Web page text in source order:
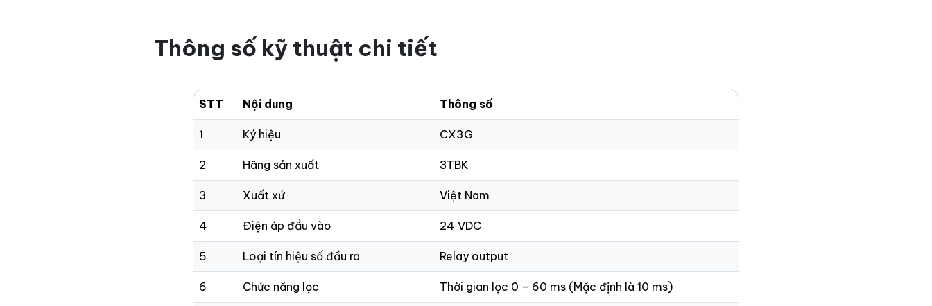
Thông số kỹ thuật chi tiết
STT Nội dung Thông số
1 Ký hiệu CX3G
2 Hãng sản xuất 3TBK
3 Xuất xứ Việt Nam
4 Điện áp đầu vào 24 VDC
5 Loại tín hiệu số đầu ra Relay output
6 Chức năng lọc Thời gian lọc 0 – 60 ms (Mặc định là 10 ms)